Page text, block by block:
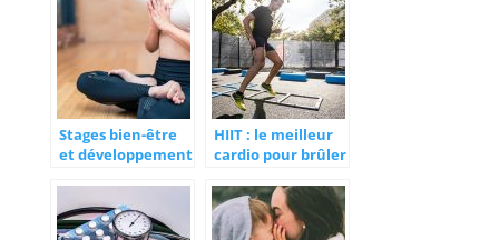
votre foie
Stages bien-être
et développement
évènements
HIIT : le meilleur
cardio pour brûler